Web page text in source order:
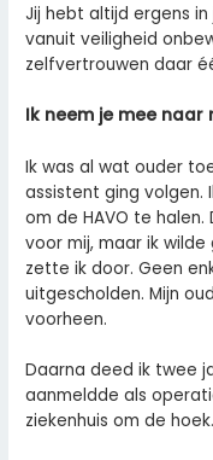
Jij hebt altijd ergens
vanuit veiligheid
zelfvertrouwen daar
Ik neem je mee naar
Ik was al wat ouder
assistent ging volgen.
om de HAVO te
voor mij, maar ik
zette ik door. Geen
uitgescholden. Mijn
voorheen.
Daarna deed ik twee
aanmeldde als
ziekenhuis om de hoek.